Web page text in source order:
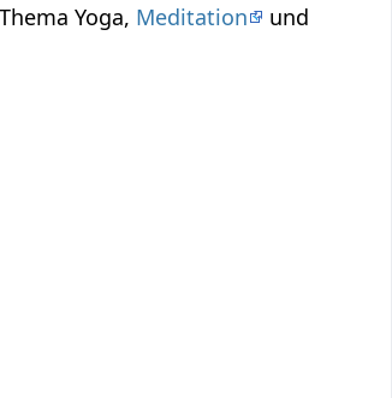
Yoga, Meditation
und